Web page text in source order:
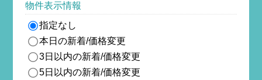
物件表示情報
指定なし
本日の新着/価格変更
3日以内の新着/価格変更
5日以内の新着/価格変更